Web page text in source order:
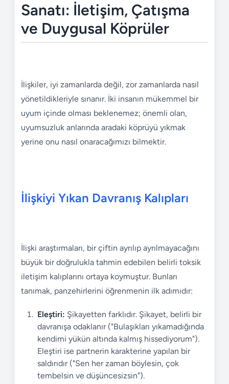
Sanatı: İletişim, Çatışma
ve Duygusal Köprüler
İlişkiler, iyi zamanlarda değil, zor zamanlarda nasıl
yönetildikleriyle sınanır. İki insanın mükemmel bir
uyum içinde olması beklenemez; önemli olan,
uyumsuzluk anlarında aradaki köprüyü yıkmak
yerine onu nasıl onaracağımızı bilmektir.
İlişkiyi Yıkan Davranış Kalıpları
İlişki araştırmaları, bir çiftin ayrılıp ayrılmayacağını
büyük bir doğrulukla tahmin edebilen belirli toksik
iletişim kalıplarını ortaya koymuştur. Bunları
tanımak, panzehirlerini öğrenmenin ilk adımıdır:
Eleştiri: Şikayetten farklıdır. Şikayet, belirli bir
davranışa odaklanır ("Bulaşıkları yıkamadığında
kendimi yükün altında kalmış hissediyorum").
Eleştiri ise partnerin karakterine yapılan bir
saldırıdır ("Sen her zaman böylesin, çok
tembelsin ve düşüncesizsin").